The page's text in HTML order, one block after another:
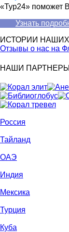
«Тур24» поможет
Узнать
ИСТОРИИ
Отзывы о нас на
НАШИ ПАРТНЕРЫ
Россия
Тайланд
ОАЭ
Индия
Мексика
Турция
Куба